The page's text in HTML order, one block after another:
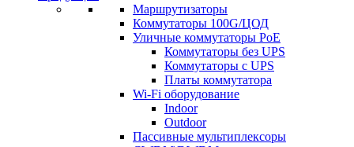
Маршрутизаторы
Коммутаторы 100G/ЦОД
Уличные коммутаторы PoE
Коммутаторы без UPS
Коммутаторы с UPS
Платы коммутатора
Wi-Fi оборудование
Indoor
Outdoor
Пассивные мультиплексоры